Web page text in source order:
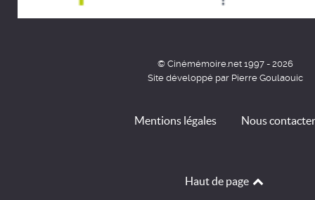
© Cinémémoire.net 1997 - 2026
Site développé par Pierre Goulaouic
Mentions légales Nous contacter
Haut de page